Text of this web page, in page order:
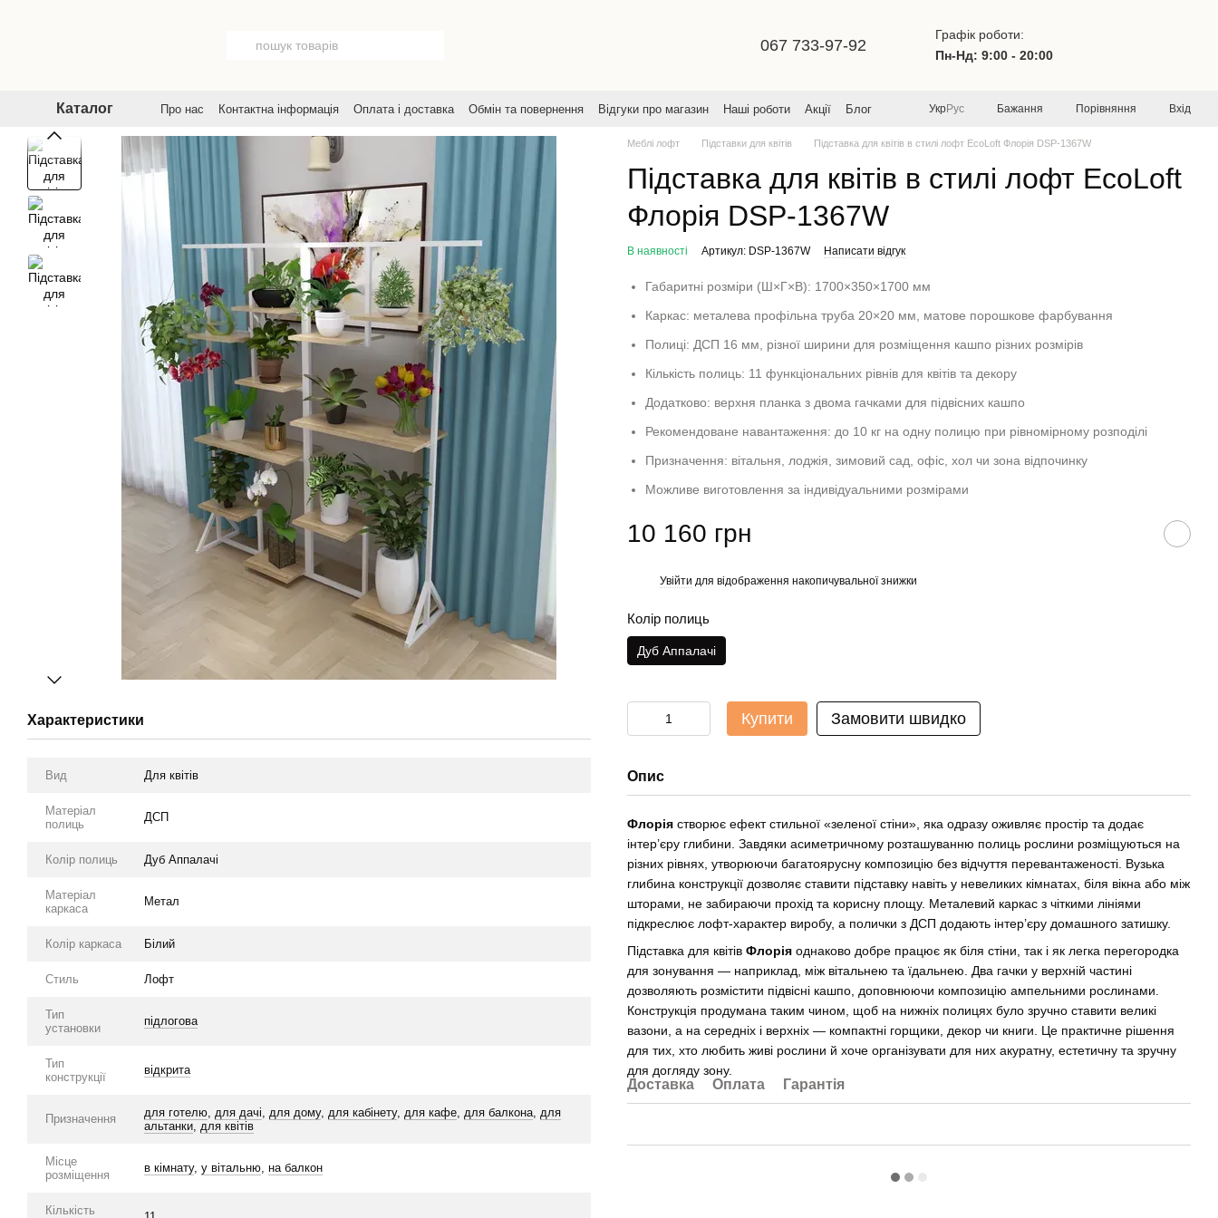
067 733-97-92
Графік роботи:
Пн-Нд: 9:00 - 20:00
Каталог Про нас Контактна інформація Оплата і доставка Обмін та повернення Відгуки про магазин Наші роботи Акції
Блог
УкрРус Бажання Порівняння Вхід
Характеристики
Вид Для квітів
Матеріал
полиць
ДСП
Колір полиць Дуб Аппалачі
Матеріал
каркаса
Метал
Колір каркаса Білий
Стиль Лофт
Тип
установки
підлогова
Тип
конструкції
відкрита
Призначення для готелю, для дачі, для дому, для кабінету, для кафе, для балкона, для
альтанки, для квітів
Місце
розміщення
в кімнату, у вітальню, на балкон
Кількість
Меблі лофт Підставки для квітів Підставка для квітів в стилі лофт EcoLoft Флорія DSP-1367W
Підставка для квітів в стилі лофт EcoLoft
Флорія DSP-1367W
В наявності Артикул: DSP-1367W Написати відгук
Габаритні розміри (Ш×Г×В): 1700×350×1700 мм
Каркас: металева профільна труба 20×20 мм, матове порошкове фарбування
Полиці: ДСП 16 мм, різної ширини для розміщення кашпо різних розмірів
Кількість полиць: 11 функціональних рівнів для квітів та декору
Додатково: верхня планка з двома гачками для підвісних кашпо
Рекомендоване навантаження: до 10 кг на одну полицю при рівномірному розподілі
Призначення: вітальня, лоджія, зимовий сад, офіс, хол чи зона відпочинку
Можливе виготовлення за індивідуальними розмірами
10 160 грн
Увійти для відображення накопичувальної знижки
Колір полиць
Дуб Аппалачі
Купити Замовити швидко
Опис
Флорія створює ефект стильної «зеленої стіни», яка одразу оживляє простір та додає
інтер’єру глибини. Завдяки асиметричному розташуванню полиць рослини розміщуються на
різних рівнях, утворюючи багатоярусну композицію без відчуття перевантаженості. Вузька
глибина конструкції дозволяє ставити підставку навіть у невеликих кімнатах, біля вікна або між
шторами, не забираючи прохід та корисну площу. Металевий каркас з чіткими лініями
підкреслює лофт-характер виробу, а полички з ДСП додають інтер’єру домашного затишку.
Підставка для квітів Флорія однаково добре працює як біля стіни, так і як легка перегородка
для зонування — наприклад, між вітальнею та їдальнею. Два гачки у верхній частині
дозволяють розмістити підвісні кашпо, доповнюючи композицію ампельними рослинами.
Конструкція продумана таким чином, щоб на нижніх полицях було зручно ставити великі
вазони, а на середніх і верхніх — компактні горщики, декор чи книги. Це практичне рішення
для тих, хто любить живі рослини й хоче організувати для них акуратну, естетичну та зручну
для догляду зону.
Доставка Оплата Гарантія